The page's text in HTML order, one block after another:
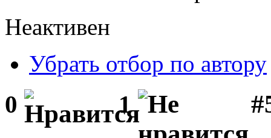
Неактивен
Убрать отбор по автору
0 1